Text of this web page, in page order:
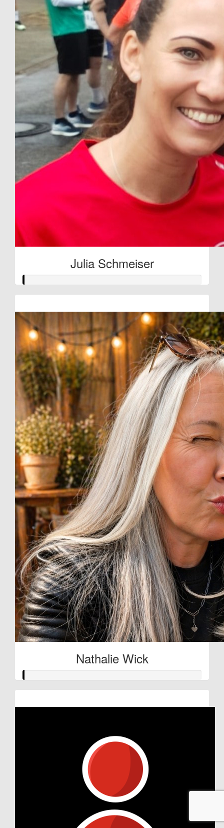
Julia Schmeiser
Nathalie Wick